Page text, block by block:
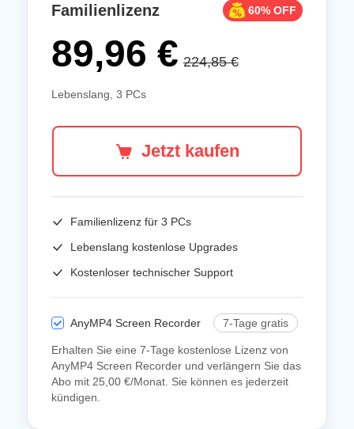
Familienlizenz 60% OFF
89,96 € 224,85 €
Lebenslang, 3 PCs
Jetzt kaufen
Familienlizenz für 3 PCs
Lebenslang kostenlose Upgrades
Kostenloser technischer Support
AnyMP4 Screen Recorder 7-Tage gratis
Erhalten Sie eine 7-Tage kostenlose Lizenz von
AnyMP4 Screen Recorder und verlängern Sie das
Abo mit 25,00 €/Monat. Sie können es jederzeit
kündigen.